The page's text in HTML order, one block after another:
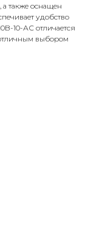
также оснащен
удобство
10-АС отличается
отличным выбором